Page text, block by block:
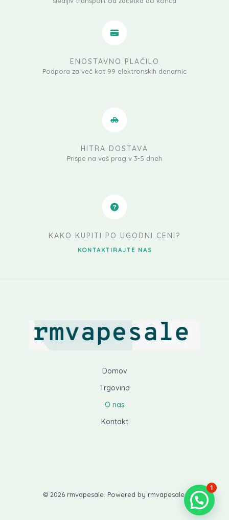
ENOSTAVNO PLAČILO
Podpora za več kot 99 elektronskih denarnic
HITRA DOSTAVA
Prispe na vaš prag v 3-5 dneh
KAKO KUPITI PO UGODNI CENI?
KONTAKTIRAJTE NAS
Domov
Trgovina
O nas
Kontakt
© 2026 rmvapesale. Powered by rmvapesale.
1